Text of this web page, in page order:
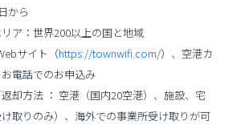
から
ア：世界200以上の国と地域
サイト（https://townwifi.com/）、空港カ
電話でのお申込み
却方法 ： 空港（国内20空港）、施設、宅
取りのみ）、海外での事業所受け取りが可